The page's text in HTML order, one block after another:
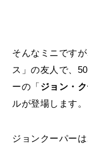
そんなミニです
ス」の友人で、
ーの「ジョン・
ルが登場します。
ジョンクーパー